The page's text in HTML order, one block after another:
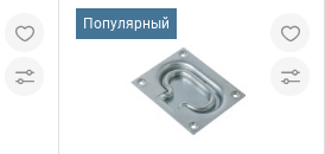
Популярный